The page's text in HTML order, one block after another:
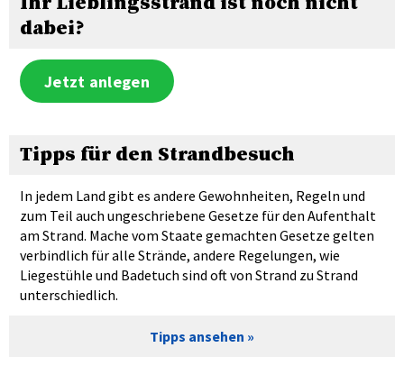
dabei?
Jetzt anlegen
Tipps für den Strandbesuch
In jedem Land gibt es andere Gewohnheiten, Regeln und
zum Teil auch ungeschriebene Gesetze für den Aufenthalt
am Strand. Mache vom Staate gemachten Gesetze gelten
verbindlich für alle Strände, andere Regelungen, wie
Liegestühle und Badetuch sind oft von Strand zu Strand
unterschiedlich.
Tipps ansehen